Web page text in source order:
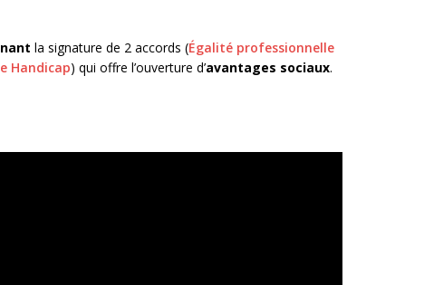
la signature de 2 accords (Égalité professionnelle
Handicap) qui offre l’ouverture d’avantages sociaux.